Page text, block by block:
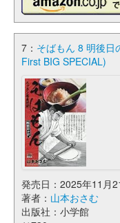
7： そばもん 8 明後日
First BIG SPECIAL)
発売日：2025年11月
著者： 山本おさむ
出版社：小学館